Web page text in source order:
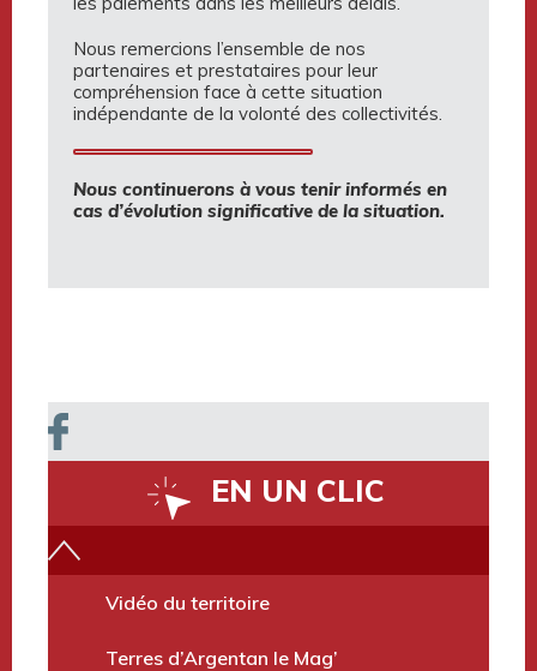
Nous remercions l’ensemble de nos
partenaires et prestataires pour leur
compréhension face à cette situation
indépendante de la volonté des collectivités.
Nous continuerons à vous tenir informés en
cas d’évolution significative de la situation.
EN UN CLIC
Vidéo du territoire
Terres d’Argentan le Mag’